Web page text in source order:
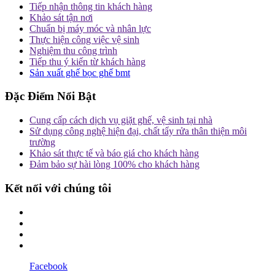
Tiếp nhận thông tin khách hàng
Khảo sát tận nơi
Chuẩn bị máy móc và nhân lực
Thực hiện công việc vệ sinh
Nghiệm thu công trình
Tiếp thu ý kiến từ khách hàng
Sản xuất ghế bọc ghế bmt
Đặc Điểm Nổi Bật
Cung cấp cách dịch vụ giặt ghế, vệ sinh tại nhà
Sử dụng công nghệ hiện đại, chất tẩy rửa thân thiện môi
trường
Khảo sát thực tế và báo giá cho khách hàng
Đảm bảo sự hài lòng 100% cho khách hàng
Kết nối với chúng tôi
Facebook